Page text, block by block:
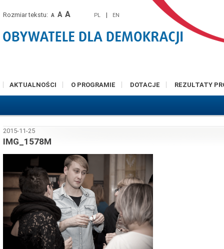
Rozmiar tekstu: A A A PL | EN
AKTUALNOŚCI O PROGRAMIE DOTACJE REZULTATY
2015-11-25
IMG_1578M